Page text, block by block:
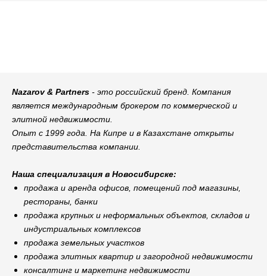
Nazarov & Partners - это российский бренд. Компания
является международным брокером по коммерческой и
элитной недвижимости.
Опыт с 1999 года. На Кипре и в Казахстане открыты
представительства компании.
Наша специализация в Новосибирске:
продажа и аренда офисов, помещений под магазины,
рестораны, банки
продажа крупных и неформальных объектов, складов и
индустриальных комплексов
продажа земельных участков
продажа элитных квартир и загородной недвижимости
консалтинг и маркетинг недвижимости